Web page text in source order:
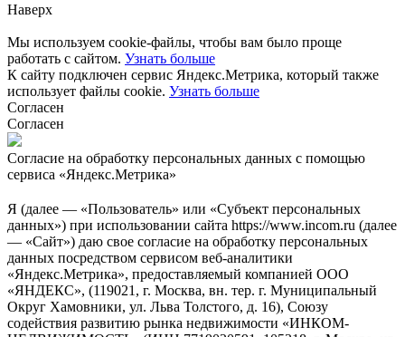
Наверх
Мы используем cookie-файлы, чтобы вам было проще
работать с сайтом. Узнать больше
К сайту подключен сервис Яндекс.Метрика, который также
использует файлы cookie. Узнать больше
Согласен
Согласен
Согласие на обработку персональных данных с помощью
сервиса «Яндекс.Метрика»
Я (далее — «Пользователь» или «Субъект персональных
данных») при использовании сайта https://www.incom.ru (далее
— «Сайт») даю свое согласие на обработку персональных
данных посредством сервисом веб-аналитики
«Яндекс.Метрика», предоставляемый компанией ООО
«ЯНДЕКС», (119021, г. Москва, вн. тер. г. Муниципальный
Округ Хамовники, ул. Льва Толстого, д. 16), Союзу
содействия развитию рынка недвижимости «ИНКОМ-